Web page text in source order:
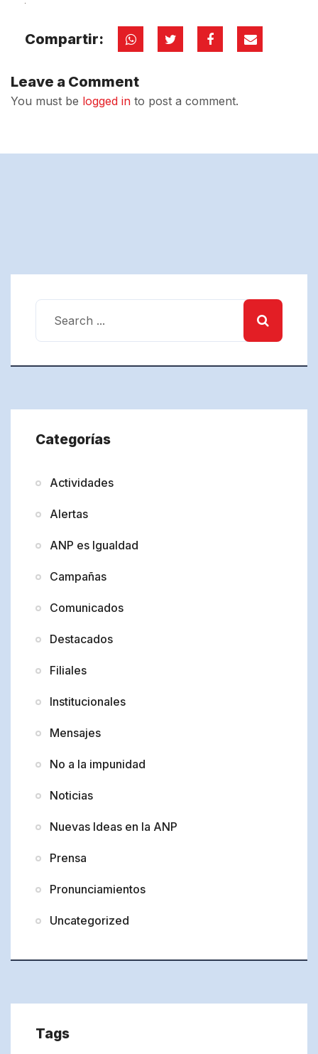
Compartir:
Leave a Comment
You must be logged in to post a comment.
Categorías
Actividades
Alertas
ANP es Igualdad
Campañas
Comunicados
Destacados
Filiales
Institucionales
Mensajes
No a la impunidad
Noticias
Nuevas Ideas en la ANP
Prensa
Pronunciamientos
Uncategorized
Tags